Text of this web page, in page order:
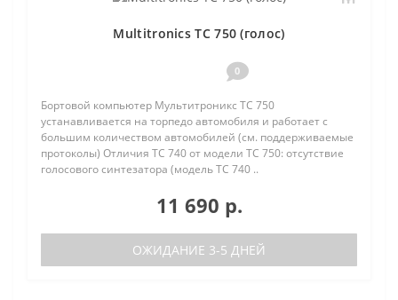
Multitronics TC 750 (голос)
0
Бортовой компьютер Мультитроникс TC 750
устанавливается на торпедо автомобиля и работает с
большим количеством автомобилей (см. поддерживаемые
протоколы) Отличия TC 740 от модели TC 750: отсутствие
голосового синтезатора (модель TC 740 ..
11 690 р.
ОЖИДАНИЕ 3-5 ДНЕЙ